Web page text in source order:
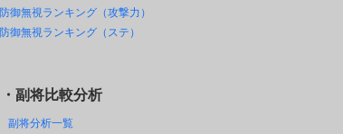
防御無視ランキング（攻撃力）
防御無視ランキング（ステ）
副将分析一覧
・副将比較分析